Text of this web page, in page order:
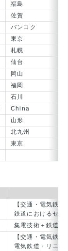
福島
佐賀
バンコク
東京
札幌
仙台
岡山
福岡
石川
China
山形
北九州
東京
【交通・電気鉄
鉄道におけるセン
集電技術＋鉄道一
【交通・電気鉄
電気鉄道・リニア